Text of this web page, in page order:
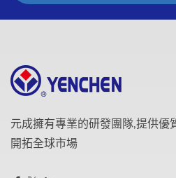
元成擁有專業的研發團隊,提供優
開拓全球市場